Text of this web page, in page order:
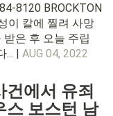
8120 BROCKTON
이 칼에 찔려 사망
은 후 오늘 주립
... | AUG 04, 2022
에서 유죄
스 보스턴 남